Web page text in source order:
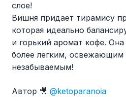
слое!
Вишня придает тирамису
которая идеально
и горький аромат кофе. Она
более легким,
незабываемым!
Автор 🎥 @ketoparanoia